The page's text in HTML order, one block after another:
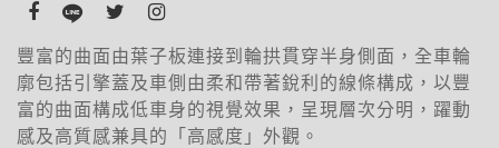
豐富的曲面由葉子板連接到輪拱貫穿半身側面，全車輪
廓包括引擎蓋及車側由柔和帶著銳利的線條構成，以豐
富的曲面構成低車身的視覺效果，呈現層次分明，躍動
感及高質感兼具的「高感度」外觀。